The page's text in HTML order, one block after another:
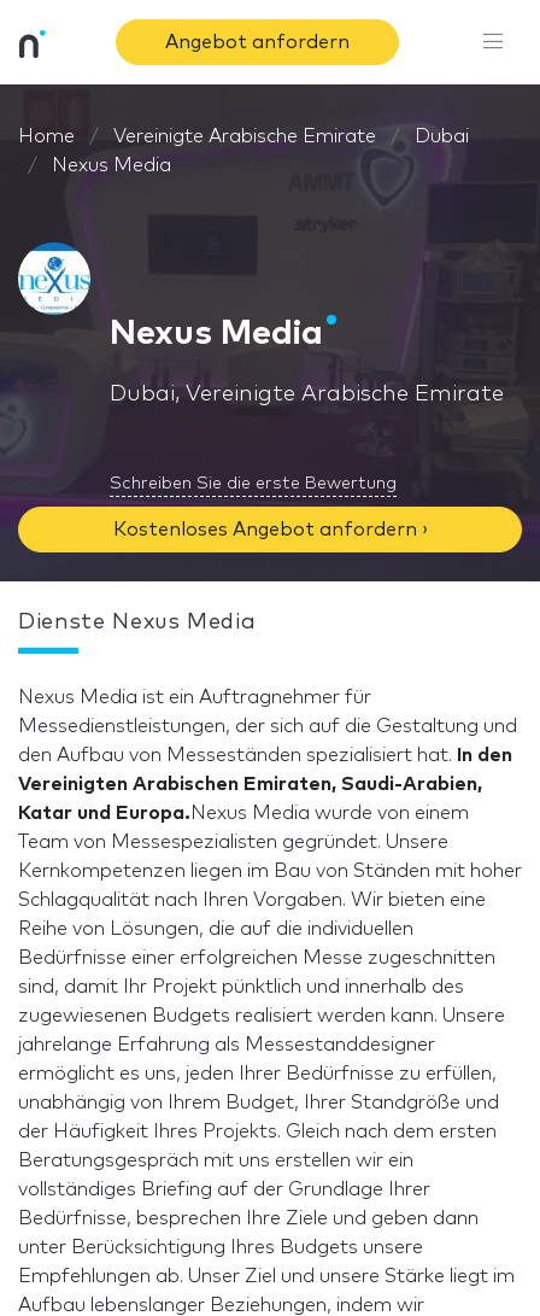
Angebot anfordern
Home Vereinigte Arabische Emirate
Dubai
Nexus Media
Nexus Media
Dubai, Vereinigte Arabische Emirate
Schreiben Sie die erste Bewertung
Kostenloses Angebot anfordern ›
Dienste Nexus Media
Nexus Media ist ein Auftragnehmer für
Messedienstleistungen, der sich auf die Gestaltung und
den Aufbau von Messeständen spezialisiert hat.
In den
Vereinigten Arabischen Emiraten, Saudi-Arabien,
Katar und Europa. Nexus Media wurde von einem
Team von Messespezialisten gegründet. Unsere
Kernkompetenzen liegen im Bau von Ständen mit hoher
Schlagqualität nach Ihren Vorgaben. Wir bieten eine
Reihe von Lösungen, die auf die individuellen
Bedürfnisse einer erfolgreichen Messe zugeschnitten
sind, damit Ihr Projekt pünktlich und innerhalb des
zugewiesenen Budgets realisiert werden kann. Unsere
jahrelange Erfahrung als Messestanddesigner
ermöglicht es uns, jeden Ihrer Bedürfnisse zu erfüllen,
unabhängig von Ihrem Budget, Ihrer Standgröße und
der Häufigkeit Ihres Projekts. Gleich nach dem ersten
Beratungsgespräch mit uns erstellen wir ein
vollständiges Briefing auf der Grundlage Ihrer
Bedürfnisse, besprechen Ihre Ziele und geben dann
unter Berücksichtigung Ihres Budgets unsere
Empfehlungen ab. Unser Ziel und unsere Stärke liegt im
Aufbau lebenslanger Beziehungen, indem wir